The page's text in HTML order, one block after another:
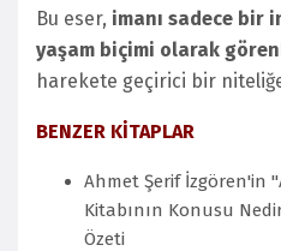
Bu eser, imanı sadece bir
yaşam biçimi olarak
harekete geçirici bir
BENZER KİTAPLAR
Ahmet Şerif İzgören'in
Kitabının Konusu
Özeti